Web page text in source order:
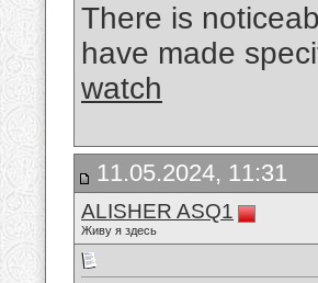
There is
have made
watch
11.05.2024, 11:31
ALISHER ASQ1
Живу я здесь